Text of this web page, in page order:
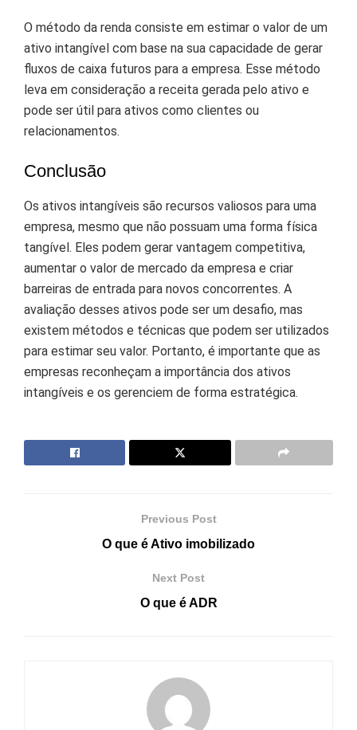
O método da renda consiste em estimar o valor de um
ativo intangível com base na sua capacidade de gerar
fluxos de caixa futuros para a empresa. Esse método
leva em consideração a receita gerada pelo ativo e
pode ser útil para ativos como clientes ou
relacionamentos.
Conclusão
Os ativos intangíveis são recursos valiosos para uma
empresa, mesmo que não possuam uma forma física
tangível. Eles podem gerar vantagem competitiva,
aumentar o valor de mercado da empresa e criar
barreiras de entrada para novos concorrentes. A
avaliação desses ativos pode ser um desafio, mas
existem métodos e técnicas que podem ser utilizados
para estimar seu valor. Portanto, é importante que as
empresas reconheçam a importância dos ativos
intangíveis e os gerenciem de forma estratégica.
Previous Post
O que é Ativo imobilizado
Next Post
O que é ADR